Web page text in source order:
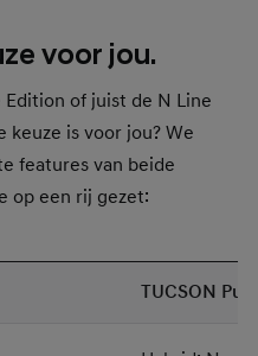
voor jou.
of juist de N Line
keuze is voor jou? We
features van beide
op een rij gezet:
TUCSON